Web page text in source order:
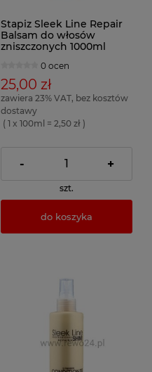
Stapiz Sleek Line Repair
Balsam do włosów
zniszczonych 1000ml
0 ocen
25,00 zł
zawiera 23% VAT, bez kosztów
dostawy
( 1 x 100ml = 2,50 zł )
- +
szt.
do koszyka